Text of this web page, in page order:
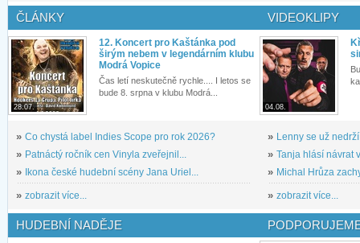
ČLÁNKY
28.07.
12. Koncert pro Kaštánka pod
širým nebem v legendárním klubu
Modrá Vopice
Čas letí neskutečně rychle.... I letos se
bude 8. srpna v klubu Modrá...
» Co chystá label Indies Scope pro rok 2026?
» Patnáctý ročník cen Vinyla zveřejnil...
»
Ikona české hudební scény Jana Uriel...
» zobrazit více...
VIDEOKLIPY
04.08.
» Lenny se už
» Tanja hlásí návrat
» Michal Hrůza
» zobrazit více...
HUDEBNÍ NADĚJE